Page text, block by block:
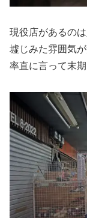
現役店があるの
墟じみた雰囲気が
率直に言って末期